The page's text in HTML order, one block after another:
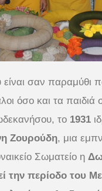
είναι σαν παραμύθι
όσο και τα
το 1931
Ζουρούδη, μια
Σωματείο η
την περίοδο του